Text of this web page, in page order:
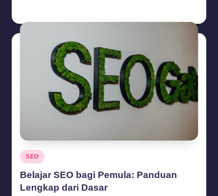
Posted
in
SEO
Belajar SEO bagi Pemula: Panduan
Lengkap dari Dasar